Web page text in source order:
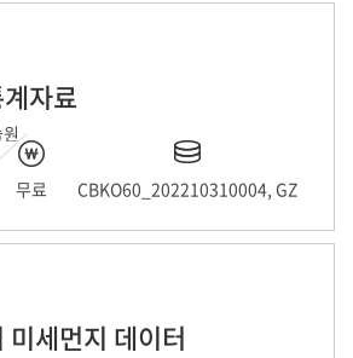
자료
무료 CBKO60_202210310004, GZ
미세먼지 데이터